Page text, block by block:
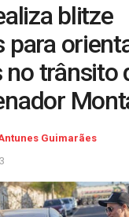
blitze
para
trânsito
Guimarães